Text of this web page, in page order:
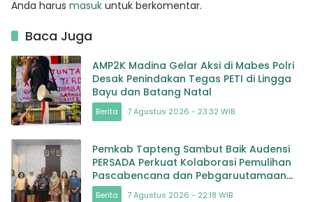
Anda harus masuk untuk berkomentar.
Baca Juga
AMP2K Madina Gelar Aksi di Mabes Polri
Desak Penindakan Tegas PETI di Lingga
Bayu dan Batang Natal
Berita 7 Agustus 2026 - 23:32 WIB
Pemkab Tapteng Sambut Baik Audensi
PERSADA Perkuat Kolaborasi Pemulihan
Pascabencana dan Pebgaruutamaan
Inklusi
Berita 7 Agustus 2026 - 22:18 WIB